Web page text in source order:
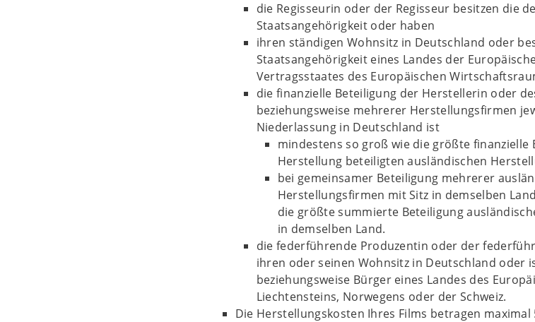
die Regisseurin oder der Regisseur besitzen die
Staatsangehörigkeit oder haben
ihren ständigen Wohnsitz in Deutschland oder
Staatsangehörigkeit eines Landes der
Vertragsstaates des Europäischen
die finanzielle Beteiligung der Herstellerin oder
beziehungsweise mehrerer Herstellungsfirmen
Niederlassung in Deutschland ist
mindestens so groß wie die größte finanzielle
Herstellung beteiligten ausländischen
bei gemeinsamer Beteiligung mehrerer
Herstellungsfirmen mit Sitz in demselben
die größte summierte Beteiligung
in demselben Land.
die federführende Produzentin oder der
ihren oder seinen Wohnsitz in Deutschland oder
beziehungsweise Bürger eines Landes des
Liechtensteins, Norwegens oder der Schweiz.
Die Herstellungskosten Ihres Films betragen maximal